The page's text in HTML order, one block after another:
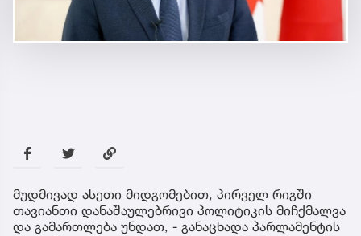
მუდმივად ასეთი მიდგომებით, პირველ რიგში
თავიანთი დანაშაულებრივი პოლიტიკის მიჩქმალვა
და გამართლება უნდათ, - განაცხადა პარლამენტის